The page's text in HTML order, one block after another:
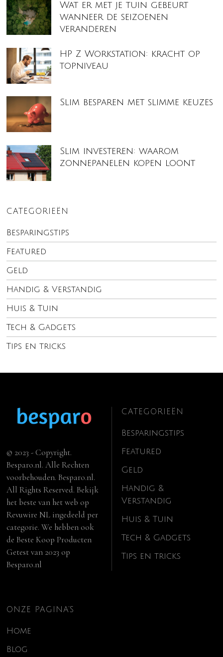
Wat er met je tuin gebeurt
wanneer de seizoenen
veranderen
HP Z Workstation: kracht op
topniveau
Slim besparen met slimme keuzes
Slim investeren: waarom
zonnepanelen kopen loont
CATEGORIEËN
Besparingstips
Featured
Geld
Handig & Verstandig
Huis & Tuin
Tech & Gadgets
Tips en tricks
© 2023 - Copyright.
Besparo.nl. Alle Rechten
voorbehouden. Besparo.nl.
All Rights Reserved. Bekijk
het beste van het web op
Revuwire NL ingedeeld per
categorie. We hebben ook
deBeste Koop Producten
Getest van 2023 op
Besparo.nl
CATEGORIEËN
Besparingstips
Featured
Geld
Handig &
Verstandig
Huis & Tuin
Tech & Gadgets
Tips en tricks
ONZE PAGINA’S
Home
Blog